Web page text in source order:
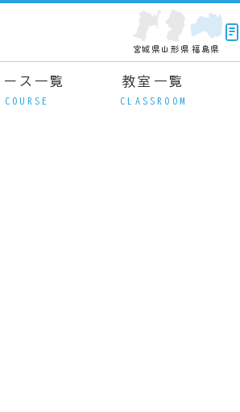
宮城県山形県 福島県
ース一覧
COURSE
教室一覧
CLASSROOM